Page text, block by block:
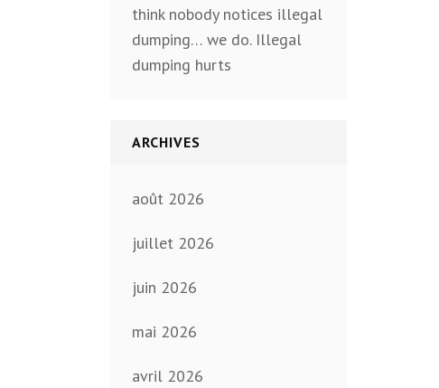
think nobody notices illegal
dumping… we do. Illegal
dumping hurts
ARCHIVES
août 2026
juillet 2026
juin 2026
mai 2026
avril 2026